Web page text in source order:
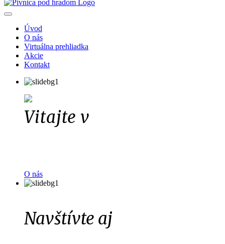
Úvod
O nás
Virtuálna prehliadka
Akcie
Kontakt
Vitajte v
O nás
Navštívte aj